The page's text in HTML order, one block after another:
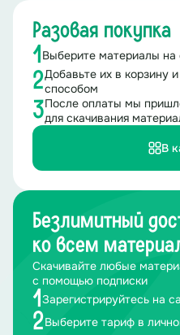
Разовая покупка
1 Выберите материалы на
2Добавьте их в корзину
способом
3После оплаты мы
для скачивания
В
Безлимитный
ко всем
Скачивайте любые
с помощью подписки
1 Зарегистрируйтесь на
2Выберите тариф в